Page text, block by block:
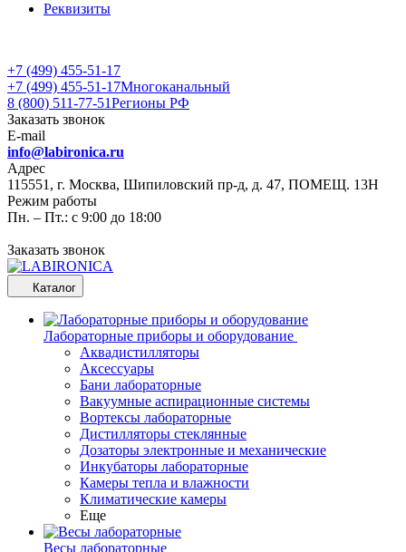
Реквизиты
+7 (499) 455-51-17
+7 (499) 455-51-17Многоканальный
8 (800) 511-77-51Регионы РФ
Заказать звонок
E-mail
info@labironica.ru
Адрес
115551, г. Москва, Шипиловский пр-д, д. 47, ПОМЕЩ. 13Н
Режим работы
Пн. – Пт.: с 9:00 до 18:00
Заказать звонок
Каталог
Лабораторные приборы и оборудование
Аквадистилляторы
Аксессуары
Бани лабораторные
Вакуумные аспирационные системы
Вортексы лабораторные
Дистилляторы стеклянные
Дозаторы электронные и механические
Инкубаторы лабораторные
Камеры тепла и влажности
Климатические камеры
Еще
Весы лабораторные